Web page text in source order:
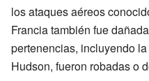
los ataques aéreos
Francia también fue
pertenencias, incluyendo
Hudson, fueron robadas o